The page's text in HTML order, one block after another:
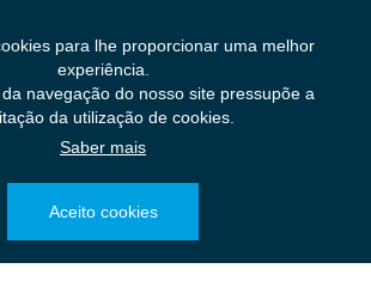
para lhe proporcionar uma melhor
experiência.
navegação do nosso site pressupõe a
da utilização de cookies.
Saber mais
Aceito cookies